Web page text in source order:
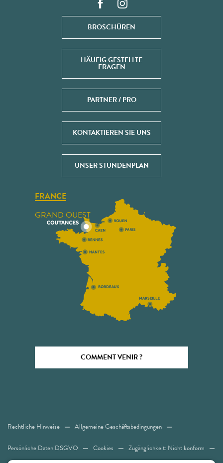
BROSCHÜREN
HÄUFIG GESTELLTE
FRAGEN
PARTNER / PRO
KONTAKTIEREN SIE UNS
UNSER STUNDENPLAN
FRANCE
GRAND OUEST
COMMENT VENIR ?
Rechtliche Hinweise Allgemeine Geschäftsbedingungen
Persönliche Daten DSGVO Cookies Zugänglichkeit: Nicht konform